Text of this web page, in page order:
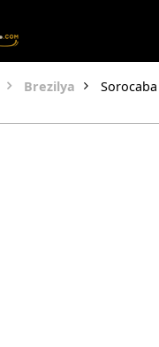
Brezilya Sorocaba